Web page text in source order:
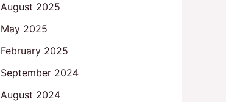
August 2025
May 2025
February 2025
September 2024
August 2024